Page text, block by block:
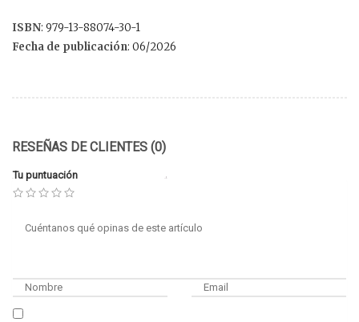
ISBN: 979-13-88074-30-1
Fecha de publicación: 06/2026
RESEÑAS DE CLIENTES (0)
Tu puntuación